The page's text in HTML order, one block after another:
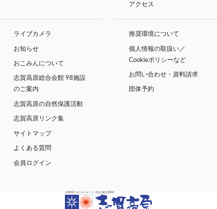
アクセス
ライブカメラ
お知らせ
おこみんについて
志賀高原総合会館 98施設
のご案内
志賀高原の自然保護活動
志賀高原リンク集
サイトマップ
よくある質問
会員ログイン
推奨環境について
個人情報の取扱い／
Cookieポリシーなど
お問い合わせ・資料請求
団体予約